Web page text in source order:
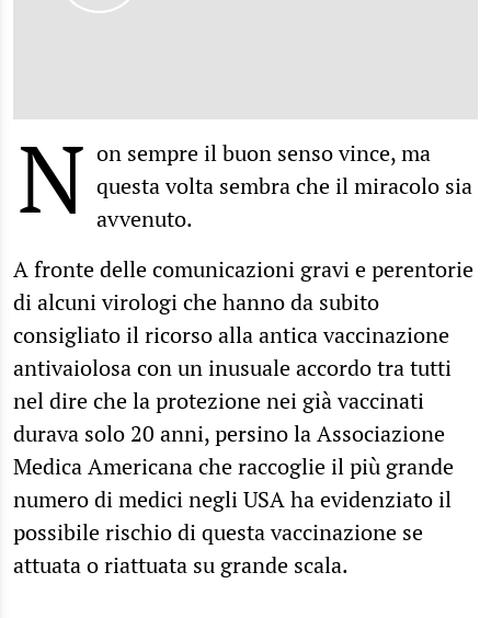
N on sempre il buon senso vince, ma
questa volta sembra che il miracolo sia
avvenuto.
A fronte delle comunicazioni gravi e perentorie
di alcuni virologi che hanno da subito
consigliato il ricorso alla antica vaccinazione
antivaiolosa con un inusuale accordo tra tutti
nel dire che la protezione nei già vaccinati
durava solo 20 anni, persino la Associazione
Medica Americana che raccoglie il più grande
numero di medici negli USA ha evidenziato il
possibile rischio di questa vaccinazione se
attuata o riattuata su grande scala.